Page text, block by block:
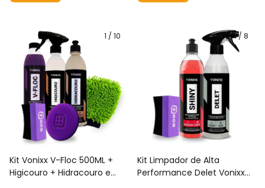
1 / 10
Kit Vonixx V-Floc 500ML +
Higicouro + Hidracouro e
1/ 8
Kit Limpador de Alta
Performance Delet Vonixx